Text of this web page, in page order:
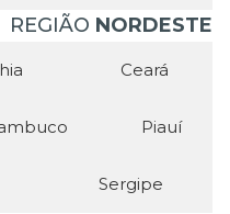
REGIÃO NORDESTE
Ceará
Piauí
Sergipe